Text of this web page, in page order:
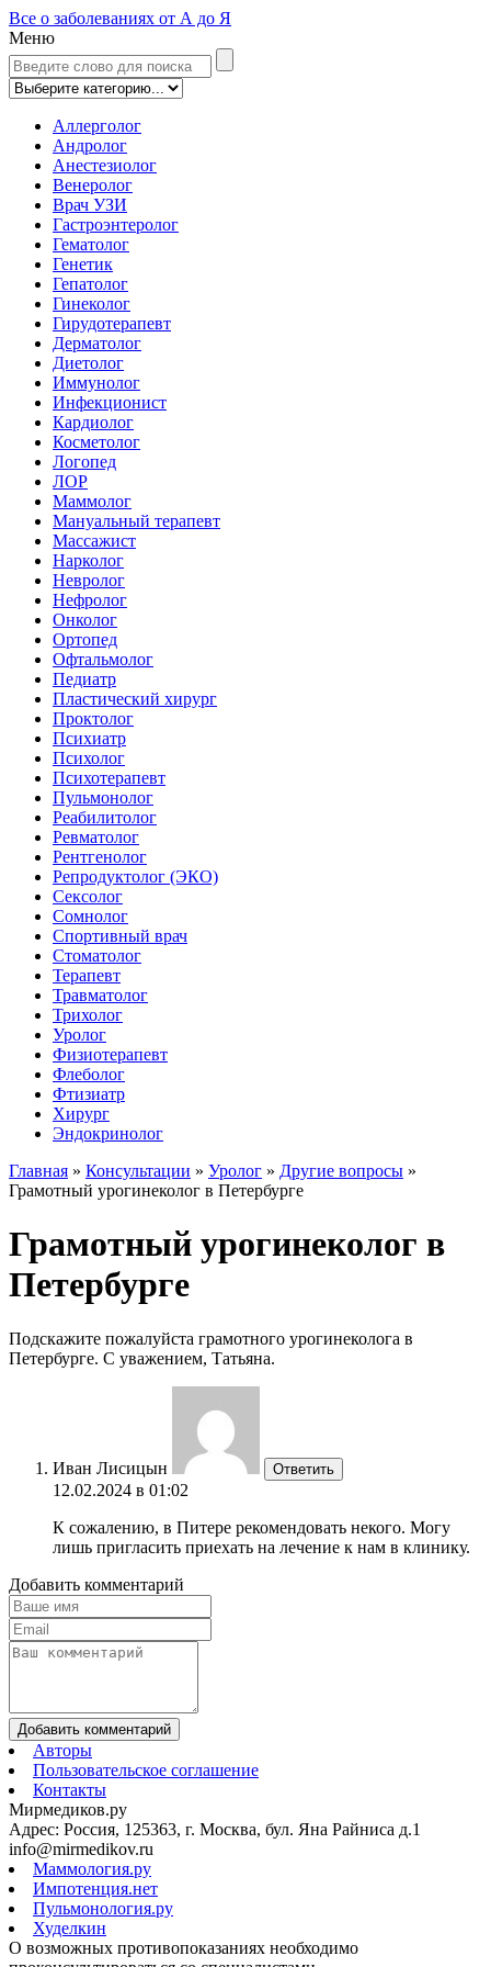
Все о заболеваниях от А до Я
Меню
Аллерголог
Андролог
Анестезиолог
Венеролог
Врач УЗИ
Гастроэнтеролог
Гематолог
Генетик
Гепатолог
Гинеколог
Гирудотерапевт
Дерматолог
Диетолог
Иммунолог
Инфекционист
Кардиолог
Косметолог
Логопед
ЛОР
Маммолог
Мануальный терапевт
Массажист
Нарколог
Невролог
Нефролог
Онколог
Ортопед
Офтальмолог
Педиатр
Пластический хирург
Проктолог
Психиатр
Психолог
Психотерапевт
Пульмонолог
Реабилитолог
Ревматолог
Рентгенолог
Репродуктолог (ЭКО)
Сексолог
Сомнолог
Спортивный врач
Стоматолог
Терапевт
Травматолог
Трихолог
Уролог
Физиотерапевт
Флеболог
Фтизиатр
Хирург
Эндокринолог
Главная » Консультации » Уролог » Другие вопросы »
Грамотный урогинеколог в Петербурге
Грамотный урогинеколог в
Петербурге
Подскажите пожалуйста грамотного урогинеколога в
Петербурге. С уважением, Татьяна.
Иван Лисицын Ответить
12.02.2024 в 01:02
К сожалению, в Питере рекомендовать некого. Могу
лишь пригласить приехать на лечение к нам в клинику.
Добавить комментарий
Добавить комментарий
Авторы
Пользовательское соглашение
Контакты
Мирмедиков.ру
Адрес: Россия, 125363, г. Москва, бул. Яна Райниса д.1
info@mirmedikov.ru
Маммология.ру
Импотенция.нет
Пульмонология.ру
Худелкин
О возможных противопоказаниях необходимо